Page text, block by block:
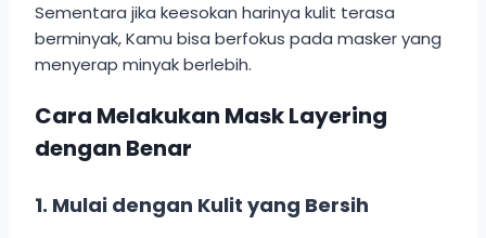
Sementara jika keesokan harinya kulit terasa
berminyak, Kamu bisa berfokus pada masker yang
menyerap minyak berlebih.
Cara Melakukan Mask Layering
dengan Benar
1. Mulai dengan Kulit yang Bersih